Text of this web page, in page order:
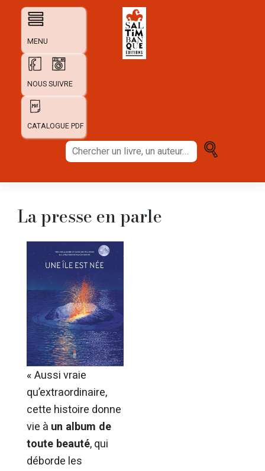
MENU
NOUS SUIVRE
CATALOGUE PDF
Chercher
un
La presse en parle
« Aussi vraie
qu’extraordinaire,
cette histoire donne
vie à un album de
toute beauté, qui
déborde les